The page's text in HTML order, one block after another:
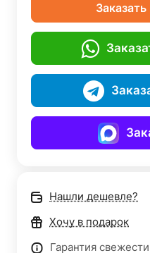
Нашли дешевле?
Хочу в подарок
Гарантия